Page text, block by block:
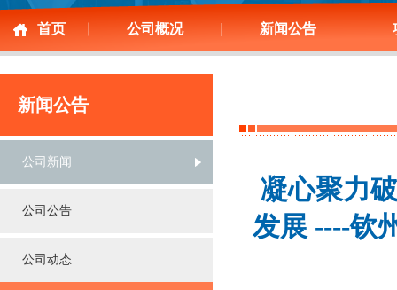
首页 公司概况 新闻公告
新闻公告
公司新闻
公司公告
公司动态
凝心聚力
发展 ----钦